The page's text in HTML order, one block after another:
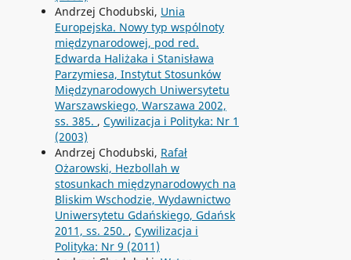
Andrzej Chodubski, Unia
Europejska. Nowy typ wspólnoty
międzynarodowej, pod red.
Edwarda Haliżaka i Stanisława
Parzymiesa, Instytut Stosunków
Międzynarodowych Uniwersytetu
Warszawskiego, Warszawa 2002,
ss. 385. , Cywilizacja i Polityka: Nr 1
(2003)
Andrzej Chodubski, Rafał
Ożarowski, Hezbollah w
stosunkach międzynarodowych na
Bliskim Wschodzie, Wydawnictwo
Uniwersytetu Gdańskiego, Gdańsk
2011, ss. 250. , Cywilizacja i
Polityka: Nr 9 (2011)